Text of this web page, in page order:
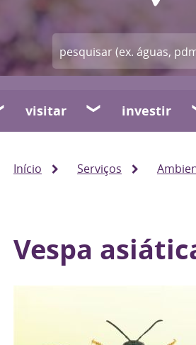
visitar investir
Início Serviços
Vespa